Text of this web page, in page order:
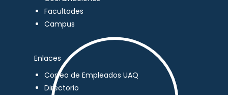
Facultades
Campus
Enlaces
Correo de Empleados UAQ
Directorio